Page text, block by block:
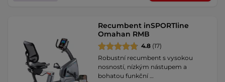
Recumbent inSPORTline
Omahan RMB
4.8 (17)
Robustní recumbent s vysokou
nosností, nízkým nástupem a
bohatou funkční …